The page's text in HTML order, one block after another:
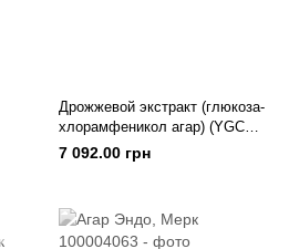
Дрожжевой экстракт (глюкоза-
хлорамфеникол агар) (YGC
агар), Мерк
7 092.00 грн